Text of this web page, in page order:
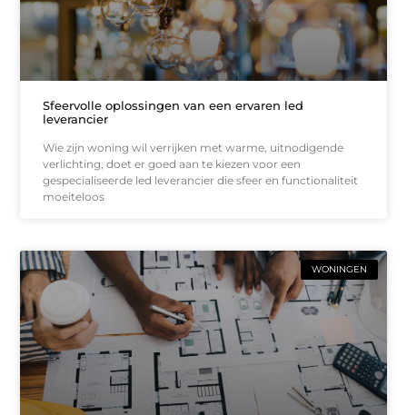
Sfeervolle oplossingen van een ervaren led
leverancier
Wie zijn woning wil verrijken met warme, uitnodigende
verlichting, doet er goed aan te kiezen voor een
gespecialiseerde led leverancier die sfeer en functionaliteit
moeiteloos
WONINGEN